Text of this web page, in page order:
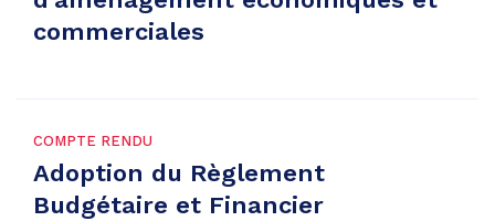
commerciales
COMPTE RENDU
Adoption du Règlement
Budgétaire et Financier